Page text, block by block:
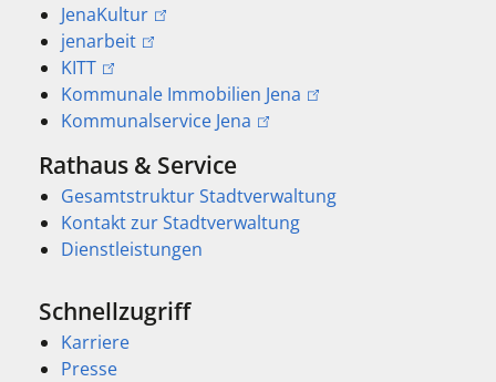
JenaKultur
jenarbeit
KITT
Kommunale Immobilien Jena
Kommunalservice Jena
Rathaus & Service
Gesamtstruktur Stadtverwaltung
Kontakt zur Stadtverwaltung
Dienstleistungen
Schnellzugriff
Karriere
Presse